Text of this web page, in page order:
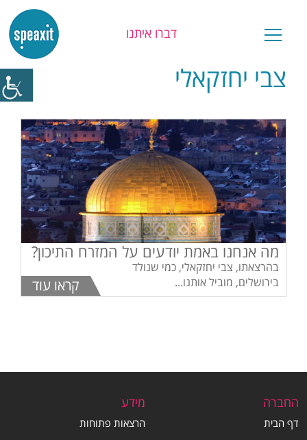
דברו איתנו
צבי יחזקאלי
מה אנחנו באמת יודעים על המזרח התיכון?
בהרצאתו, צבי יחזקאלי, כמי שנולד
בירושלים, מוביל אותנו...
קראו עוד
החברה
דף הבית
מידע
הרצאות פתוחות